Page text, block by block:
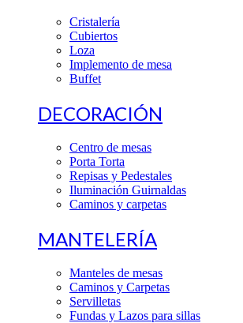
Cristalería
Cubiertos
Loza
Implemento de mesa
Buffet
DECORACIÓN
Centro de mesas
Porta Torta
Repisas y Pedestales
Iluminación Guirnaldas
Caminos y carpetas
MANTELERÍA
Manteles de mesas
Caminos y Carpetas
Servilletas
Fundas y Lazos para sillas